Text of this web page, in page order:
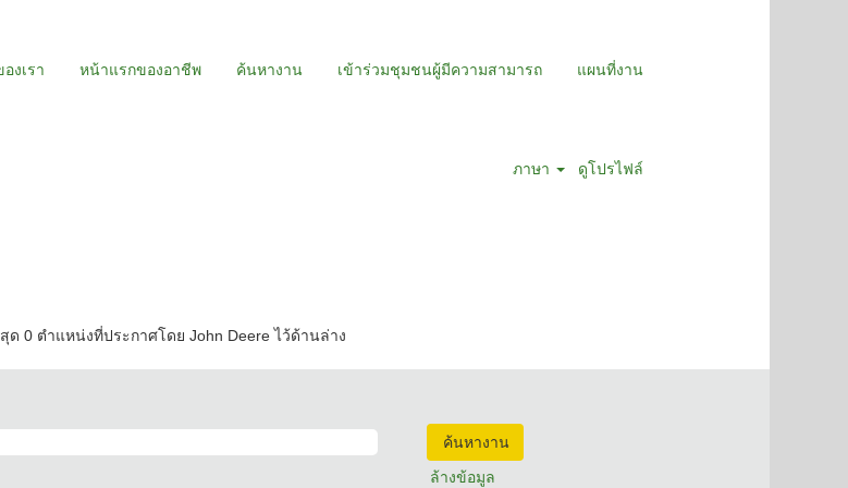
งเรา หน้าแรกของอาชีพ ค้นหางาน เข้าร่วมชุมชนผู้มีความสามารถ แผนที่งาน
ภาษา ดูโปรไฟล์
0 ตำแหน่งที่ประกาศโดย John Deere ไว้ด้านล่าง
ล้างข้อมูล